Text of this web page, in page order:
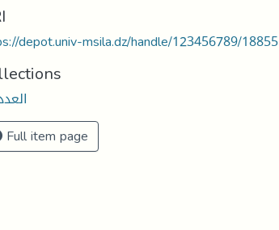
depot.univ-msila.dz/handle/123456789/18855
العدد
Full item page